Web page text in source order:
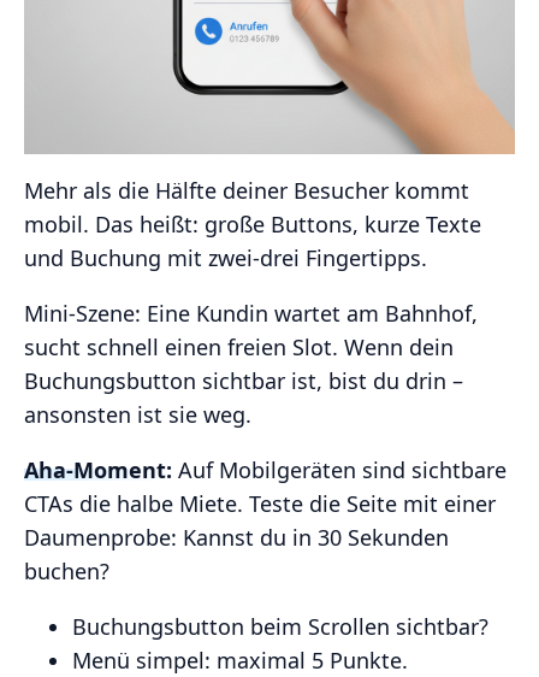
Mehr als die Hälfte deiner Besucher kommt
mobil. Das heißt: große Buttons, kurze Texte
und Buchung mit zwei‑drei Fingertipps.
Mini‑Szene: Eine Kundin wartet am Bahnhof,
sucht schnell einen freien Slot. Wenn dein
Buchungsbutton sichtbar ist, bist du drin –
ansonsten ist sie weg.
Aha‑Moment: Auf Mobilgeräten sind sichtbare
CTAs die halbe Miete. Teste die Seite mit einer
Daumenprobe: Kannst du in 30 Sekunden
buchen?
Buchungsbutton beim Scrollen sichtbar?
Menü simpel: maximal 5 Punkte.